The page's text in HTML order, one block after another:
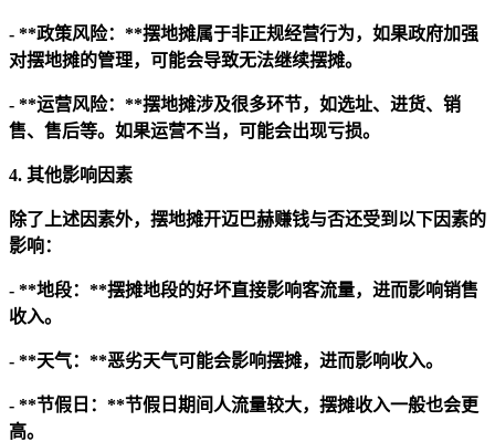
- **政策风险：**摆地摊属于非正规经营行为，如果政府加强
对摆地摊的管理，可能会导致无法继续摆摊。
- **运营风险：**摆地摊涉及很多环节，如选址、进货、销
售、售后等。如果运营不当，可能会出现亏损。
4. 其他影响因素
除了上述因素外，摆地摊开迈巴赫赚钱与否还受到以下因素的
影响：
- **地段：**摆摊地段的好坏直接影响客流量，进而影响销售
收入。
- **天气：**恶劣天气可能会影响摆摊，进而影响收入。
- **节假日：**节假日期间人流量较大，摆摊收入一般也会更
高。